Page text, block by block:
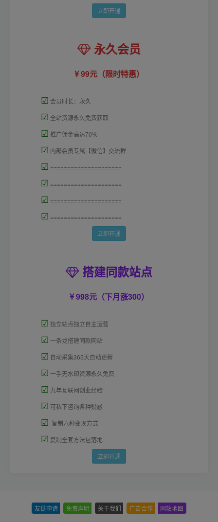
立即开通
永久会员
99元（限时特惠）
☑ 会员时长：永久
☑ 全站资源永久免费获取
☑ 推广佣金高达70％
☑ 内部会员专属【微信】交流群
☑ =====================
☑ =====================
☑ =====================
☑ =====================
立即开通
搭建同款站点
998元（下月涨300）
☑ 独立站点独立自主运营
☑ 一条龙搭建同款网站
☑ 自动采集365天自动更新
☑ 一手无水印资源永久免费
☑ 九年互联网创业经验
☑ 可私下咨询各种疑惑
☑ 复制六种变现方式
☑ 复制全套方法包落地
立即开通
友链申请 免责声明 关于我们 广告合作 网站地图